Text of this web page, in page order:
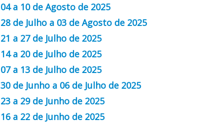
04 a 10 de Agosto de 2025
28 de Julho a 03 de Agosto de 2025
21 a 27 de Julho de 2025
14 a 20 de Julho de 2025
07 a 13 de Julho de 2025
30 de Junho a 06 de Julho de 2025
23 a 29 de Junho de 2025
16 a 22 de Junho de 2025